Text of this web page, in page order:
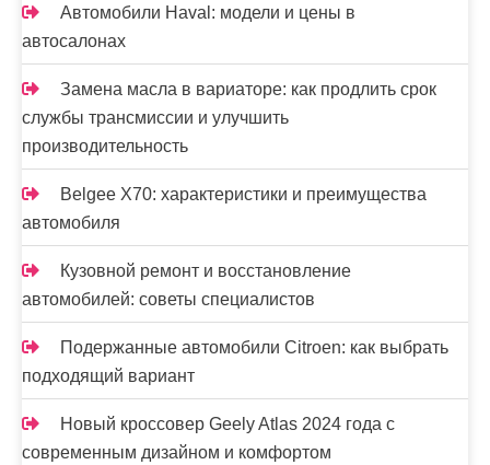
Автомобили Haval: модели и цены в
автосалонах
Замена масла в вариаторе: как продлить срок
службы трансмиссии и улучшить
производительность
Belgee X70: характеристики и преимущества
автомобиля
Кузовной ремонт и восстановление
автомобилей: советы специалистов
Подержанные автомобили Citroen: как выбрать
подходящий вариант
Новый кроссовер Geely Atlas 2024 года с
современным дизайном и комфортом